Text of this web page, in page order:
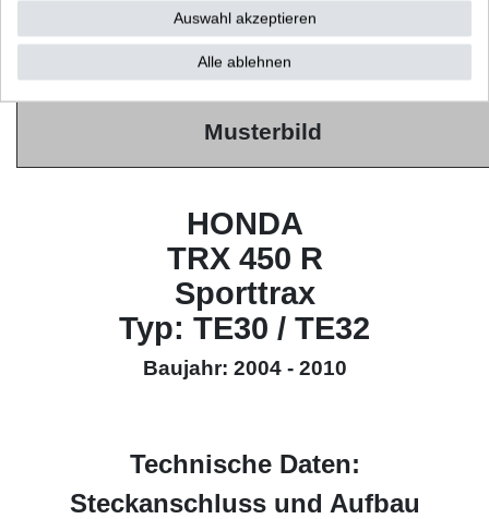
in höchster japanischer
High Quality(HQ)
Musterbild
HONDA
TRX 450 R
Sporttrax
Typ: TE30 / TE32
Baujahr: 2004 - 2010
Technische Daten:
Steckanschluss und Aufbau
Auswahl akzeptieren
Alle ablehnen